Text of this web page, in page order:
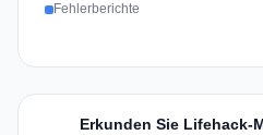
Fehlerberichte
Erkunden Sie Lifehack-